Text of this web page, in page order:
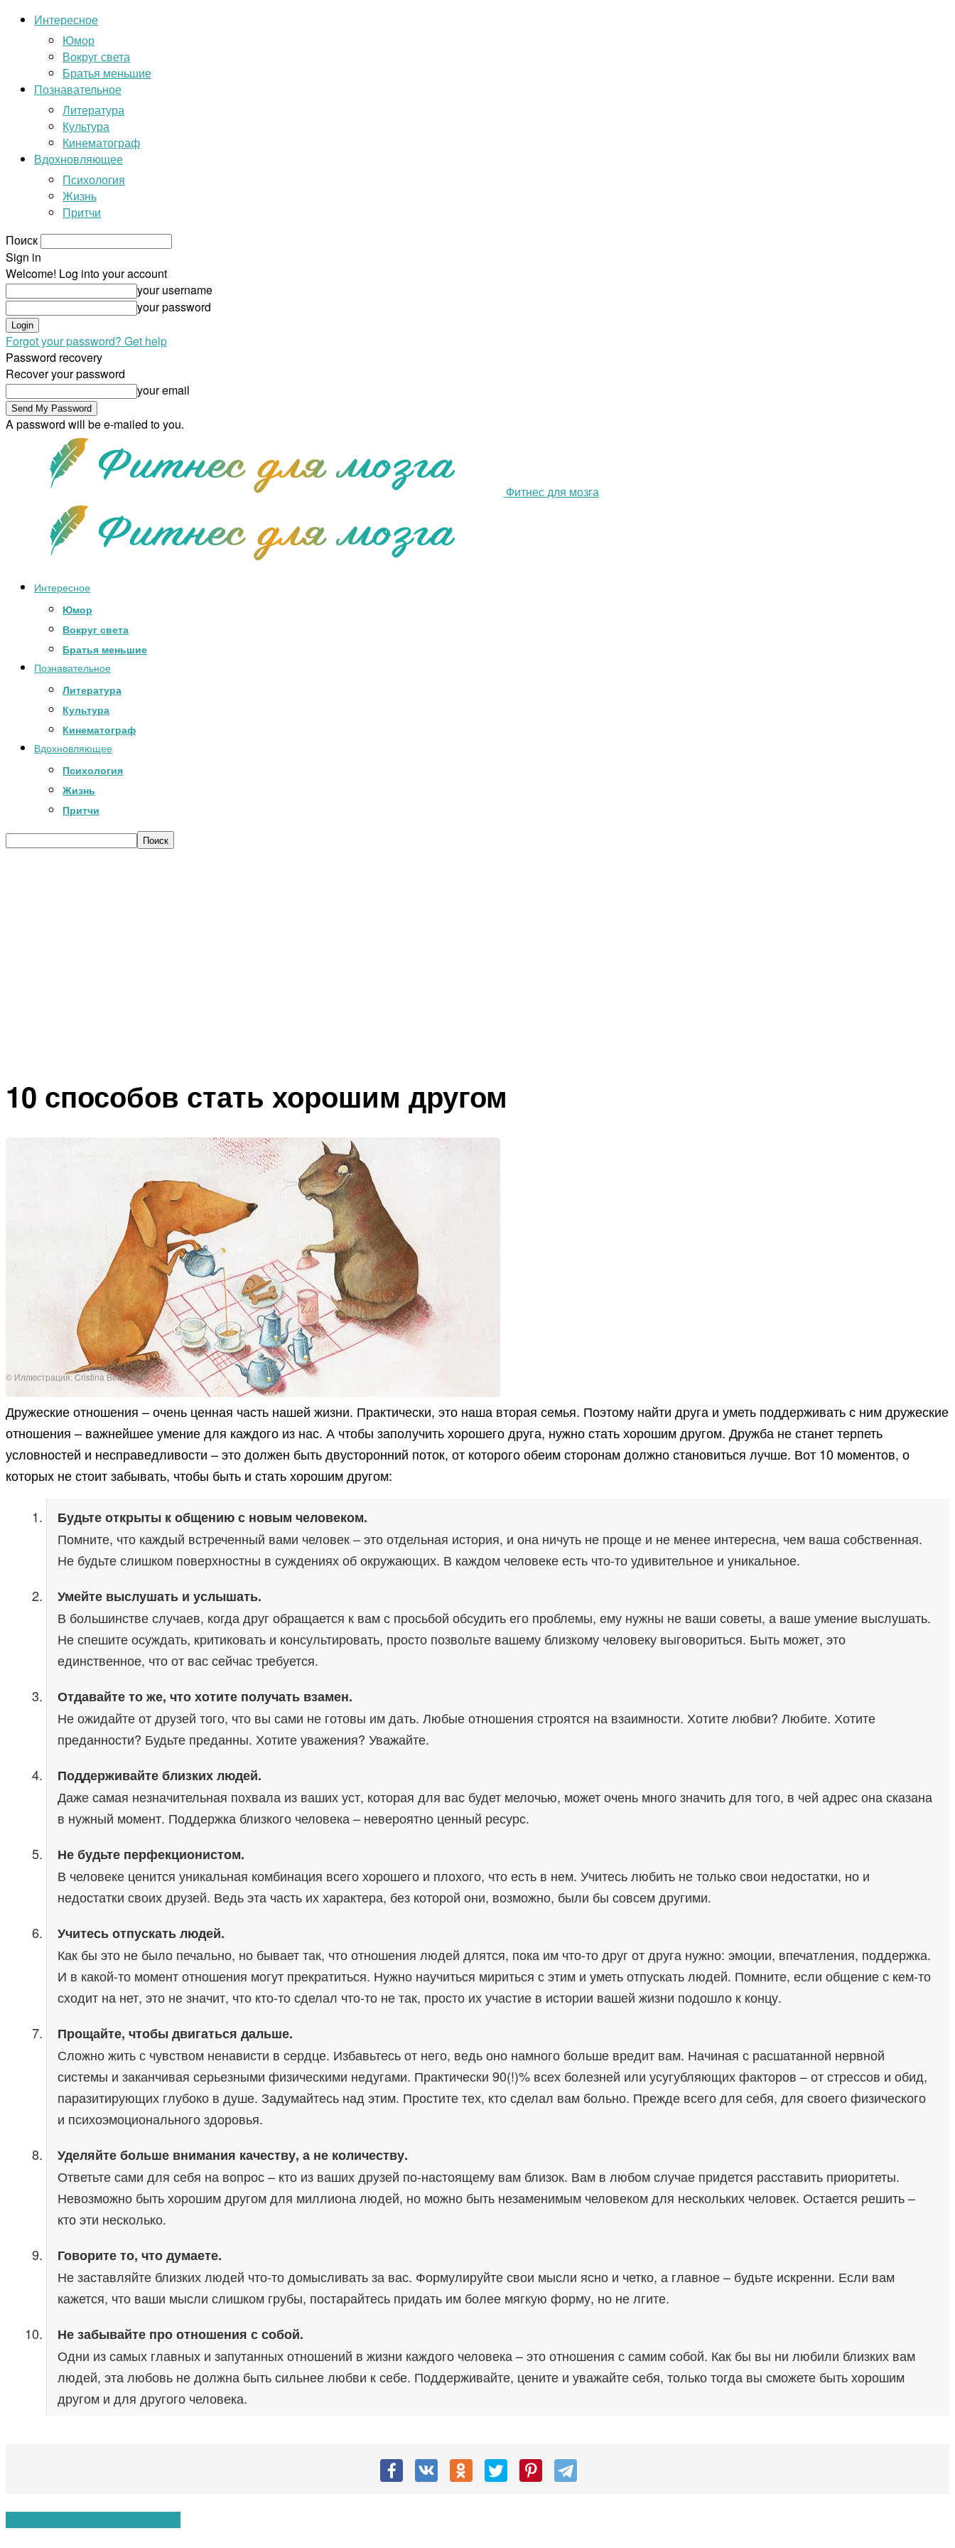
Интересное
Юмор
Вокруг света
Братья меньшие
Познавательное
Литература
Культура
Кинематограф
Вдохновляющее
Психология
Жизнь
Притчи
Поиск
Sign in
Welcome! Log into your account
your username
your password
Forgot your password? Get help
Password recovery
Recover your password
your email
A password will be e-mailed to you.
Фитнес для мозга
Интересное
Юмор
Вокруг света
Братья меньшие
Познавательное
Литература
Культура
Кинематограф
Вдохновляющее
Психология
Жизнь
Притчи
10 способов стать хорошим другом
© Иллюстрация: Cristina Bellacicco
Дружеские отношения – очень ценная часть нашей жизни. Практически, это наша вторая семья. Поэтому найти друга и уметь поддерживать с ним дружеские
отношения – важнейшее умение для каждого из нас. А чтобы заполучить хорошего друга, нужно стать хорошим другом. Дружба не станет терпеть
условностей и несправедливости – это должен быть двусторонний поток, от которого обеим сторонам должно становиться лучше. Вот 10 моментов, о
которых не стоит забывать, чтобы быть и стать хорошим другом:
Будьте открыты к общению с новым человеком.
Помните, что каждый встреченный вами человек – это отдельная история, и она ничуть не проще и не менее интересна, чем ваша собственная.
Не будьте слишком поверхностны в суждениях об окружающих. В каждом человеке есть что-то удивительное и уникальное.
Умейте выслушать и услышать.
В большинстве случаев, когда друг обращается к вам с просьбой обсудить его проблемы, ему нужны не ваши советы, а ваше умение выслушать.
Не спешите осуждать, критиковать и консультировать, просто позвольте вашему близкому человеку выговориться. Быть может, это
единственное, что от вас сейчас требуется.
Отдавайте то же, что хотите получать взамен.
Не ожидайте от друзей того, что вы сами не готовы им дать. Любые отношения строятся на взаимности. Хотите любви? Любите. Хотите
преданности? Будьте преданны. Хотите уважения? Уважайте.
Поддерживайте близких людей.
Даже самая незначительная похвала из ваших уст, которая для вас будет мелочью, может очень много значить для того, в чей адрес она сказана
в нужный момент. Поддержка близкого человека – невероятно ценный ресурс.
Не будьте перфекционистом.
В человеке ценится уникальная комбинация всего хорошего и плохого, что есть в нем. Учитесь любить не только свои недостатки, но и
недостатки своих друзей. Ведь эта часть их характера, без которой они, возможно, были бы совсем другими.
Учитесь отпускать людей.
Как бы это не было печально, но бывает так, что отношения людей длятся, пока им что-то друг от друга нужно: эмоции, впечатления, поддержка.
И в какой-то момент отношения могут прекратиться. Нужно научиться мириться с этим и уметь отпускать людей. Помните, если общение с кем-то
сходит на нет, это не значит, что кто-то сделал что-то не так, просто их участие в истории вашей жизни подошло к концу.
Прощайте, чтобы двигаться дальше.
Сложно жить с чувством ненависти в сердце. Избавьтесь от него, ведь оно намного больше вредит вам. Начиная с расшатанной нервной
системы и заканчивая серьезными физическими недугами. Практически 90(!)% всех болезней или усугубляющих факторов – от стрессов и обид,
паразитирующих глубоко в душе. Задумайтесь над этим. Простите тех, кто сделал вам больно. Прежде всего для себя, для своего физического
и психоэмоционального здоровья.
Уделяйте больше внимания качеству, а не количеству.
Ответьте сами для себя на вопрос – кто из ваших друзей по-настоящему вам близок. Вам в любом случае придется расставить приоритеты.
Невозможно быть хорошим другом для миллиона людей, но можно быть незаменимым человеком для нескольких человек. Остается решить –
кто эти несколько.
Говорите то, что думаете.
Не заставляйте близких людей что-то домысливать за вас. Формулируйте свои мысли ясно и четко, а главное – будьте искренни. Если вам
кажется, что ваши мысли слишком грубы, постарайтесь придать им более мягкую форму, но не лгите.
Не забывайте про отношения с собой.
Одни из самых главных и запутанных отношений в жизни каждого человека – это отношения с самим собой. Как бы вы ни любили близких вам
людей, эта любовь не должна быть сильнее любви к себе. Поддерживайте, цените и уважайте себя, только тогда вы сможете быть хорошим
другом и для другого человека.